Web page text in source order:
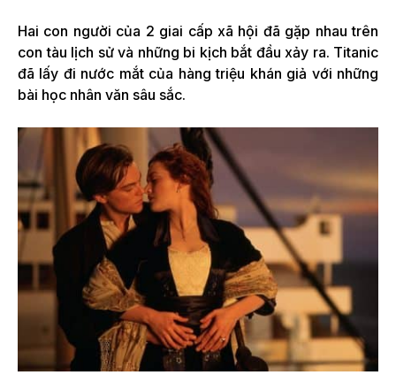
Hai con người của 2 giai cấp xã hội đã gặp nhau trên
con tàu lịch sử và những bi kịch bắt đầu xảy ra. Titanic
đã lấy đi nước mắt của hàng triệu khán giả với những
bài học nhân văn sâu sắc.